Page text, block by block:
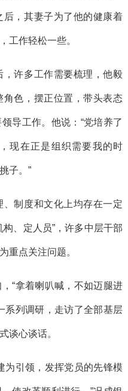
，其妻子为了他的健康着
工作轻松一些。
许多工作需要梳理，他毅
色，摆正位置，带头表态
导工作。他说：“党培养了
现在正是组织需要我的时
子。”
制度和文化上均存在一定
、定人员”，许多中层干部
重点关注问题。
拿着喇叭喊，不如迈腿进
系列调研，走访了全部基层
谈心谈话。
引领，发挥党员的先锋模